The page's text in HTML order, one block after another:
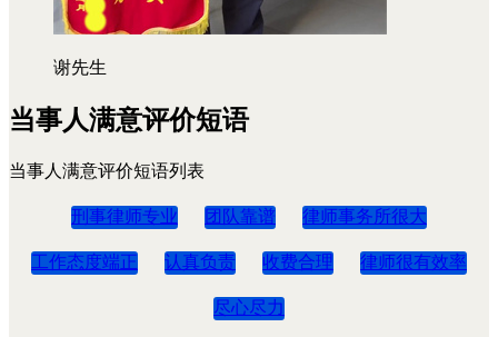
谢先生
当事人满意评价短语
当事人满意评价短语列表
刑事律师专业 团队靠谱 律师事务所很大
工作态度端正 认真负责 收费合理 律师很有效率
尽心尽力